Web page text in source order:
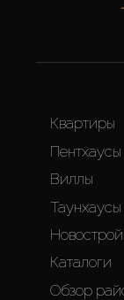
Квартиры
Пентхаусы
Виллы
Таунхаусы
Каталоги
Обзор